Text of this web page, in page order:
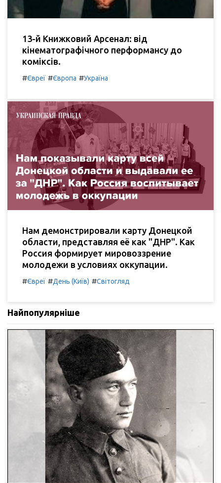
13-й Книжковий Арсенал: від
кінематографічного перформансу до
коміксів.
#Євреї #Європа #Україна
Нам демонстрировали карту Донецкой
области, представляя её как "ДНР". Как
Россия формирует мировоззрение
молодежи в условиях оккупации.
#Євреї #День (Київ) #Світогляд
Найпопулярніше